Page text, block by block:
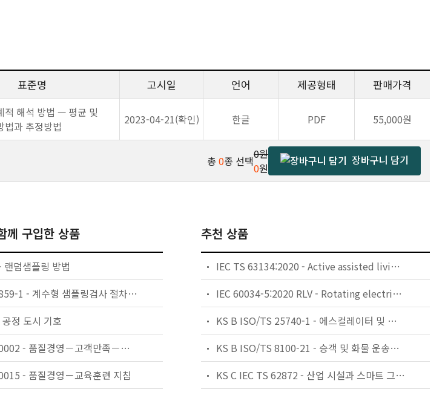
표준명 고시일 언어 제공형태 판매가격
적 해석 방법 — 평균 및
법과 추정방법
2023-04-21(확인) 한글 PDF 55,000원
총 0종 선택0원
0원
장바구니 담기
께 구입한 상품
덤샘플링 방법
KS Q ISO 2859-1 - 계수형 샘플링검사 절차 — 제1부: 로트별 합격품질한계(AQL) 지표형 샘플링검사 방식
정 도시 기호
KS Q ISO 10002 - 품질경영－고객만족－조직의 불만처리에 대한 지침
- 품질경영－교육훈련 지침
추천 상품
IEC TS 63134:2020 - Active assisted living (AAL) use cases
IEC 60034-5:2020 RLV - Rotating electrical machines - Part 5: Degrees of protection provided by the integral design of rotating electrical machines (IP code) - Classification
KS B ISO/TS 25740-1 - 에스컬레이터 및 무빙워크에 대한 안전요건 — 제1부: 세계공통 필수 안전요건(GESRs)
KS B ISO/TS 8100-21 - 승객 및 화물 운송용 엘리베이터 —제21부: 세계공통 필수안전요건(GESRs)을 충족하는 세계공통 안전 파라미터(GSPs)
KS C IEC TS 62872 - 산업 시설과 스마트 그리드 사이의 산업 공정 측정, 제어 및 자동화 시스템 인터페이스